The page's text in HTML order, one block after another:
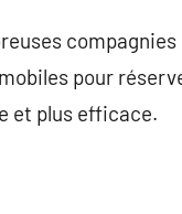
pour
et plus efficace.